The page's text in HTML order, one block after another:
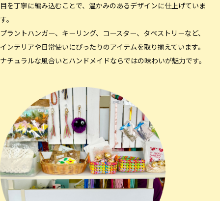
目を丁寧に編み込むことで、温かみのあるデザインに仕上げていま
す。
プラントハンガー、キーリング、コースター、タペストリーなど、
インテリアや日常使いにぴったりのアイテムを取り揃えています。
ナチュラルな風合いとハンドメイドならではの味わいが魅力です。